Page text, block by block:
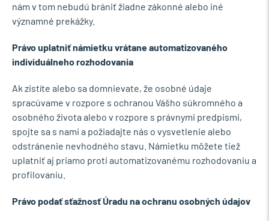
nám v tom nebudú brániť žiadne zákonné alebo iné
významné prekážky.
Právo uplatniť námietku vrátane automatizovaného
individuálneho rozhodovania
Ak zistíte alebo sa domnievate, že osobné údaje
spracúvame v rozpore s ochranou Vášho súkromného a
osobného života alebo v rozpore s právnymi predpismi,
spojte sa s nami a požiadajte nás o vysvetlenie alebo
odstránenie nevhodného stavu. Námietku môžete tiež
uplatniť aj priamo proti automatizovanému rozhodovaniu a
profilovaniu.
Právo podať sťažnosť Úradu na ochranu osobných údajov